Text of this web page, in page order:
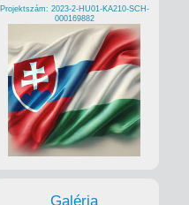
Projektszám: 2023-2-HU01-KA210-SCH-
000169882
Galéria